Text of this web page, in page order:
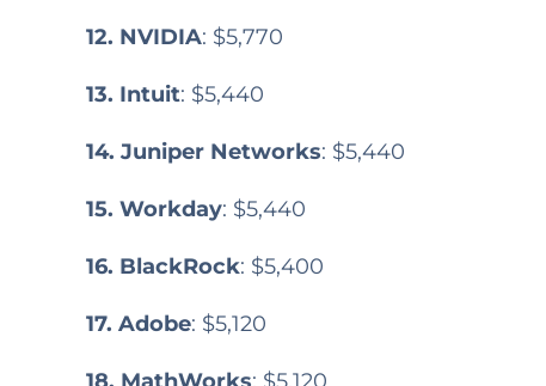
12. NVIDIA: $5,770
13. Intuit: $5,440
14. Juniper Networks: $5,440
15. Workday: $5,440
16. BlackRock: $5,400
17. Adobe: $5,120